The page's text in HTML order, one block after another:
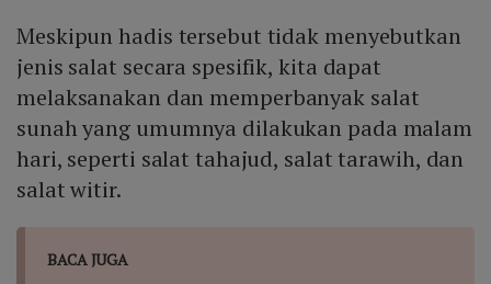
Meskipun hadis tersebut tidak menyebutkan
jenis salat secara spesifik, kita dapat
melaksanakan dan memperbanyak salat
sunah yang umumnya dilakukan pada malam
hari, seperti salat tahajud, salat tarawih, dan
salat witir.
BACA JUGA